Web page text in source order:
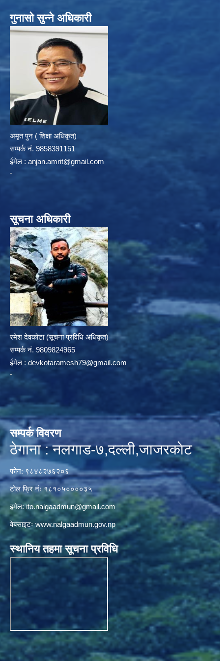
गुनासो सुन्ने अधिकारी
अमृत पुन ( शिक्षा अधिकृत)
सम्पर्क न‌ं. 9858391151
ईमेल : anjan.amrit@gmail.com
सूचना अधिकारी
रमेश देवकोटा (सूचना प्रविधि अधिकृत)
सम्पर्क न‌ं. 9809824965
ईमेल : devkotaramesh79@gmail.com
सम्पर्क विवरण
ठेगाना : नलगाड-७,दल्ली,जाजरकाेट
फोन: ९८४८२७६२०६
टोल फ्रि नंः १८१०५००००३५
इमेल:ito.nalgaadmun@gmail.com
वेबसाइटःwww.nalgaadmun.gov.np
स्थानिय तहमा सूचना प्रविधि